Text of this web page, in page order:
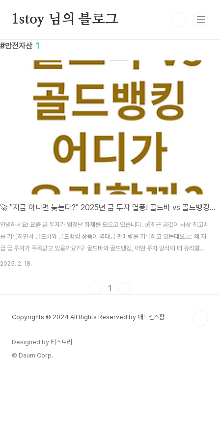
1stoy 님의 블로그
안전자산 1
🚀 "지금 아니면 늦는다?" 2025년 금 투자 열풍! 골드바 vs 골드뱅킹 어디가 유리할까?
안녕하세요! 요즘 금 투자가 엄청난 화제를 모으고 있습니다. 💰최근 금값이 사상 최고치
를 기록하면서 골드바와 골드뱅킹 상품이 역대급 판매량을 기록하고 있는데요.📈 왜 지
금 금 투자가 주목받고 있을까요?💡 골드바와 골드뱅킹, 어떤 투자 방식이 더 유리할까
요?오늘은 금 투자 열풍의 이유와 효과적인 투자 방법, 주의할 점까지 완벽 정리해드리
2) 인플레이션..
2025. 2. 18.
1
Copyrights © 2024 All Rights Reserved by 애드센스팜
Designed by 티스토리
© Daum Corp.